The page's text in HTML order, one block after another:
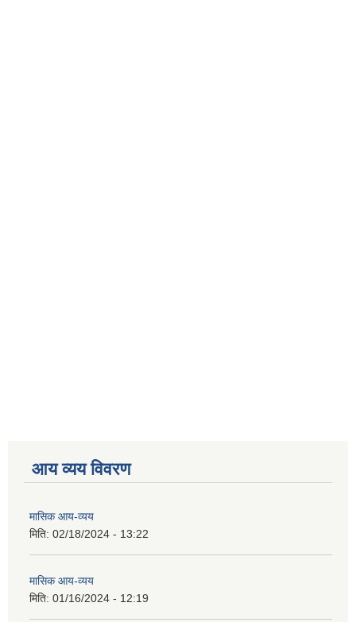
आय व्यय विवरण
मासिक आय-व्यय
मिति: 02/18/2024 - 13:22
मासिक आय-व्यय
मिति: 01/16/2024 - 12:19